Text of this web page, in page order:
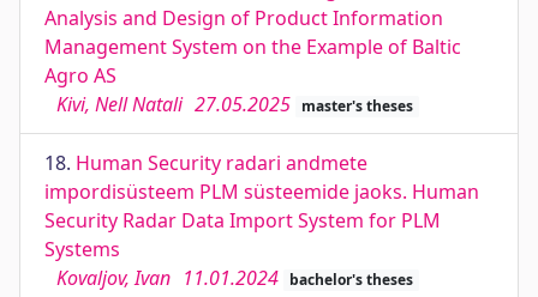
Analysis and Design of Product Information
Management System on the Example of Baltic
Agro AS
Kivi, Nell Natali 27.05.2025 master's theses
18. Human Security radari andmete
impordisüsteem PLM süsteemide jaoks. Human
Security Radar Data Import System for PLM
Systems
Kovaljov, Ivan 11.01.2024 bachelor's theses